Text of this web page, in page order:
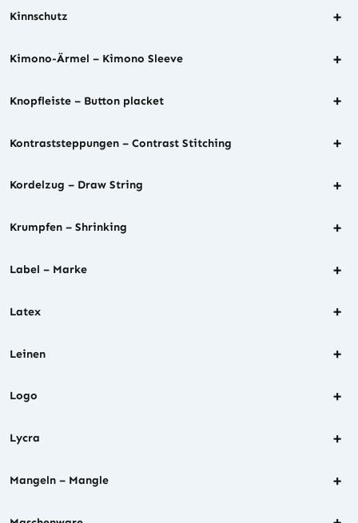
Kinnschutz +
Kimono-Ärmel – Kimono Sleeve +
Knopfleiste – Button placket +
Kontraststeppungen – Contrast Stitching +
Kordelzug – Draw String +
Krumpfen – Shrinking +
Label – Marke +
Latex +
Leinen +
Logo +
Lycra +
Mangeln – Mangle +